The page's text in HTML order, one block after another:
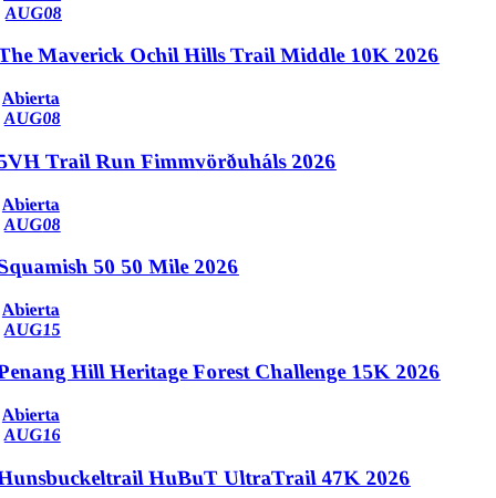
AUG08
Maverick Ochil Hills Trail Middle 10K 2026
Abierta
AUG08
Trail Run Fimmvörðuháls 2026
Abierta
AUG08
50 50 Mile 2026
Abierta
AUG15
Hill Heritage Forest Challenge 15K 2026
Abierta
AUG16
HuBuT UltraTrail 47K 2026